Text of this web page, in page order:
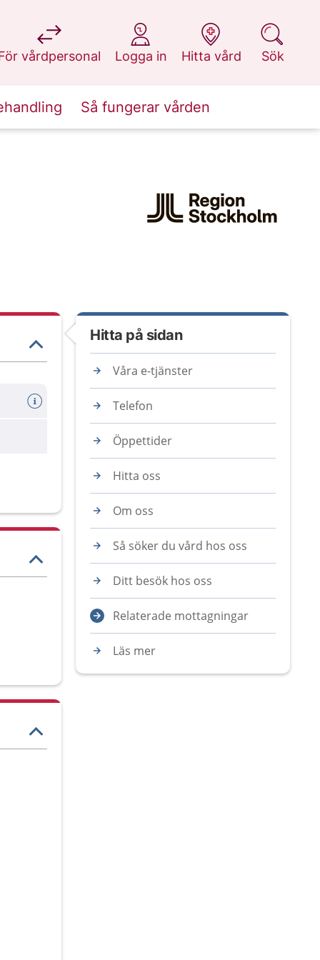
vårdpersonal
på 1177.se
Logga in
på 1177.se
Hitta vård
på 1177.se
Sök
på 1177.se
Så fungerar vården
Hitta på sidan
Våra e-tjänster
Telefon
Öppettider
Hitta oss
Om oss
Så söker du vård hos oss
Ditt besök hos oss
Relaterade mottagningar
Läs mer